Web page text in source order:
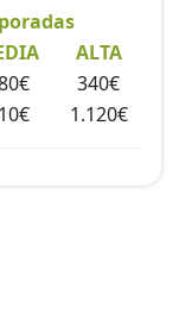
ALTA
340€
1.120€